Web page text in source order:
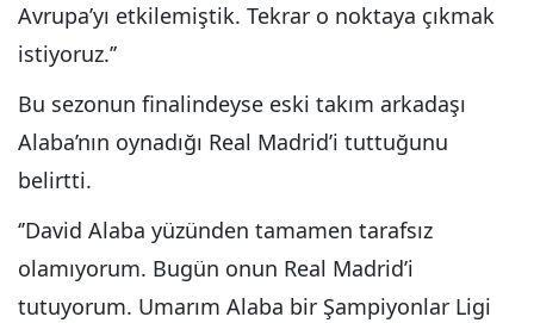
Avrupa’yı etkilemiştik. Tekrar o noktaya çıkmak
istiyoruz.’’
Bu sezonun finalindeyse eski takım arkadaşı
Alaba’nın oynadığı Real Madrid’i tuttuğunu
belirtti.
‘’David Alaba yüzünden tamamen tarafsız
olamıyorum. Bugün onun Real Madrid’i
tutuyorum. Umarım Alaba bir Şampiyonlar Ligi